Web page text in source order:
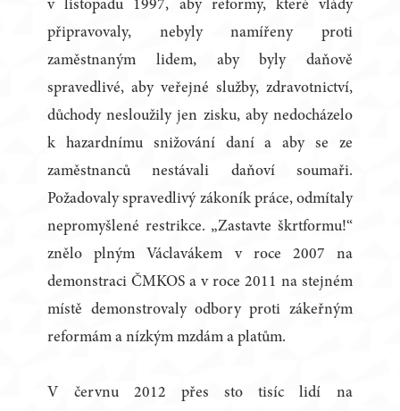
v listopadu 1997, aby reformy, které vlády
připravovaly, nebyly namířeny proti
zaměstnaným lidem, aby byly daňově
spravedlivé, aby veřejné služby, zdravotnictví,
důchody nesloužily jen zisku, aby nedocházelo
k hazardnímu snižování daní a aby se ze
zaměstnanců nestávali daňoví soumaři.
Požadovaly spravedlivý zákoník práce, odmítaly
nepromyšlené restrikce. „Zastavte škrtformu!“
znělo plným Václavákem v roce 2007 na
demonstraci ČMKOS a v roce 2011 na stejném
místě demonstrovaly odbory proti zákeřným
reformám a nízkým mzdám a platům.
V červnu 2012 přes sto tisíc lidí na